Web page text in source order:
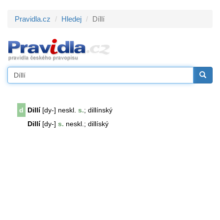
Pravidla.cz Hledej Díllí
d Dillí[dy-] neskl. s.; dillínský
Dillí[dy-] s. neskl.; dillíský